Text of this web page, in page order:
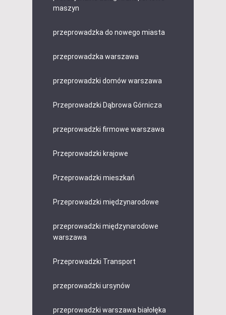
maszyn
przeprowadzka do nowego miasta
przeprowadzka warszawa
przeprowadzki domów warszawa
Przeprowadzki Dąbrowa Górnicza
przeprowadzki firmowe warszawa
Przeprowadzki krajowe
Przeprowadzki mieszkań
Przeprowadzki międzynarodowe
przeprowadzki międzynarodowe
warszawa
Przeprowadzki Transport
przeprowadzki ursynów
przeprowadzki warszawa białołęka